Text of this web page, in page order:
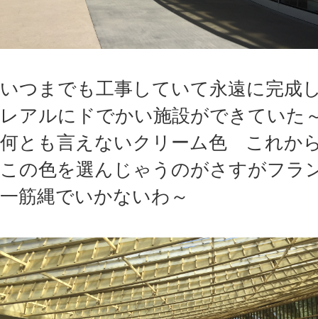
いつまでも工事していて永遠に完成
レアルにドでかい施設ができていた
何とも言えないクリーム色 これか
この色を選んじゃうのがさすがフラ
一筋縄でいかないわ～